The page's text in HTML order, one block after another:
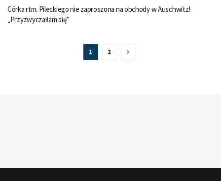
Córka rtm. Pileckiego nie zaproszona na obchody w Auschwitz!
„Przyzwyczaiłam się”
1 2